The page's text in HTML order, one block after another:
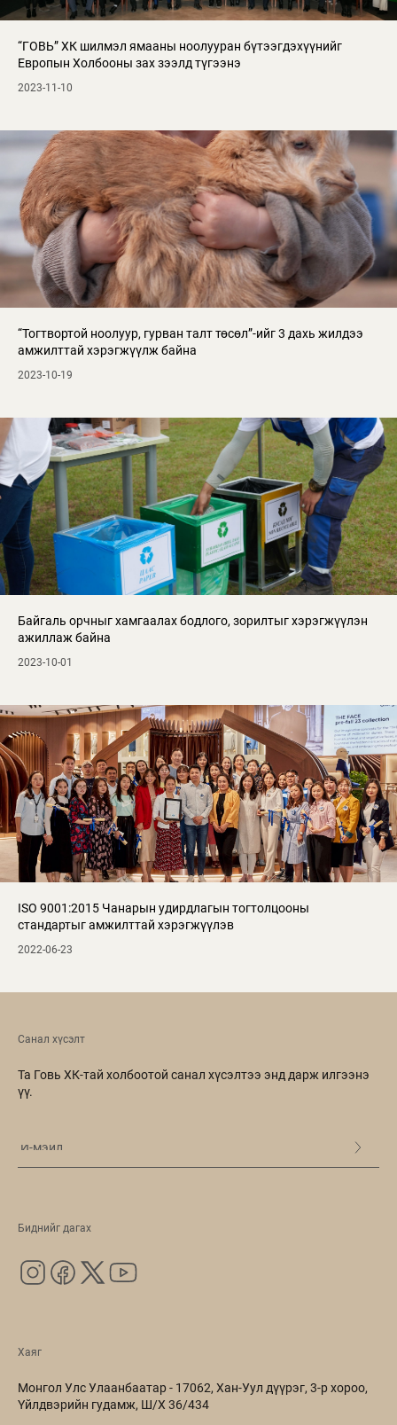
“ГОВЬ” ХК шилмэл ямааны ноолууран бүтээгдэхүүнийг
Европын Холбооны зах зээлд түгээнэ
2023-11-10
“Тогтвортой ноолуур, гурван талт төсөл”-ийг 3 дахь жилдээ
амжилттай хэрэгжүүлж байна
2023-10-19
Байгаль орчныг хамгаалах бодлого, зорилтыг хэрэгжүүлэн
ажиллаж байна
2023-10-01
ISO 9001:2015 Чанарын удирдлагын тогтолцооны
стандартыг амжилттай хэрэгжүүлэв
2022-06-23
Хаяг
Монгол Улс Улаанбаатар - 17062, Хан-Уул дүүрэг, 3-р хороо,
Үйлдвэрийн гудамж, Ш/Х 36/434
Санал хүсэлт
Та Говь ХК-тай холбоотой санал хүсэлтээ энд дарж илгээнэ
үү.
Биднийг дагах